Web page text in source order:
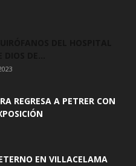
REGRESA A PETRER CON
EN VILLACELAMA